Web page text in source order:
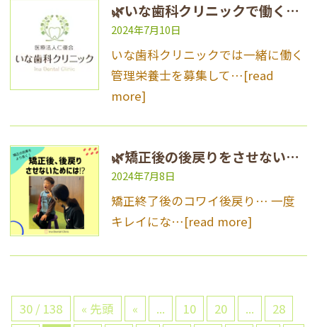
🌿いな歯科クリニックで働く先輩管理栄養士にインタビュー🎵🌿
2024年7月10日
いな歯科クリニックでは一緒に働く
管理栄養士を募集して…[read
more]
🌿矯正後の後戻りをさせないためには？！🌿
2024年7月8日
矯正終了後のコワイ後戻り… 一度
キレイにな…[read more]
30 / 138 « 先頭 « ... 10 20 ...
28